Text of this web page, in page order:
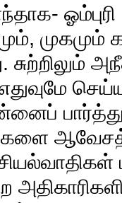
முகமும்
சுற்றிலும்